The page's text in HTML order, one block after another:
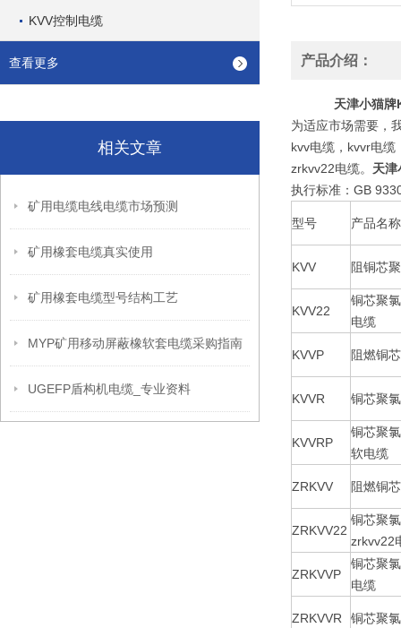
KVV控制电缆
查看更多
相关文章
矿用电缆电线电缆市场预测
矿用橡套电缆真实使用
矿用橡套电缆型号结构工艺
MYP矿用移动屏蔽橡软套电缆采购指南
UGEFP盾构机电缆_专业资料
产品介绍：
天津小猫
为适应市场需要，
kvv电缆，kvvr电
zrkvv22电缆。 天津
执行标准：GB
型号 产品名称
KVV 阻铜芯
KVV22
铜芯聚
电缆
KVVP 阻燃铜
KVVR 铜芯聚
KVVRP
铜芯聚
软电缆
ZRKVV 阻燃铜
ZRKVV22
铜芯聚
zrkvv22
ZRKVVP
铜芯聚
电缆
ZRKVVR 铜芯聚